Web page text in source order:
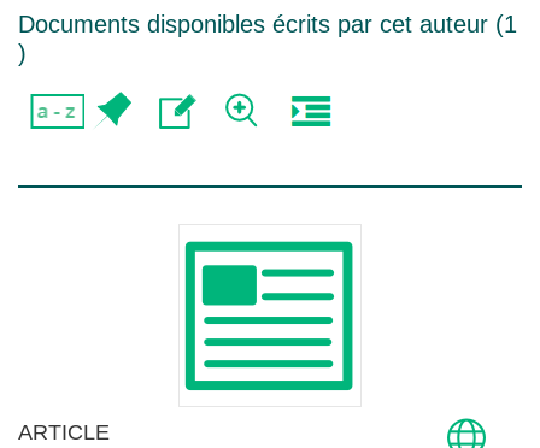
Documents disponibles écrits par cet auteur (1
)
ARTICLE